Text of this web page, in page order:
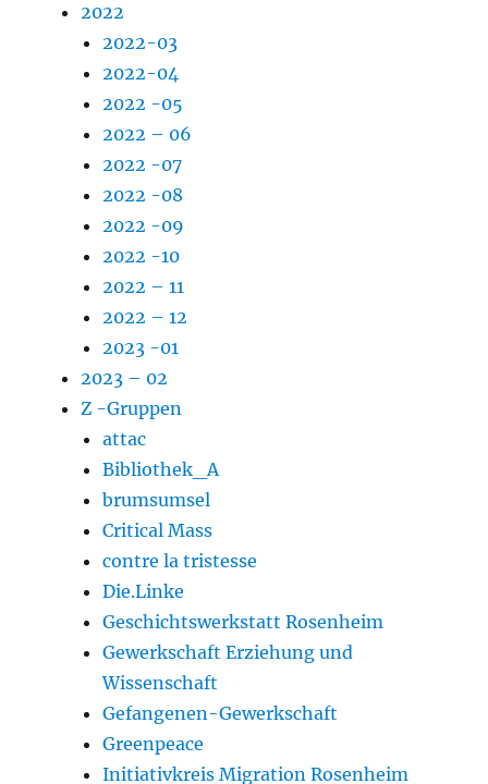
2022
2022-03
2022-04
2022 -05
2022 – 06
2022 -07
2022 -08
2022 -09
2022 -10
2022 – 11
2022 – 12
2023 -01
2023 – 02
Z -Gruppen
attac
Bibliothek_A
brumsumsel
Critical Mass
contre la tristesse
Die.Linke
Geschichtswerkstatt Rosenheim
Gewerkschaft Erziehung und
Wissenschaft
Gefangenen-Gewerkschaft
Greenpeace
Initiativkreis Migration Rosenheim